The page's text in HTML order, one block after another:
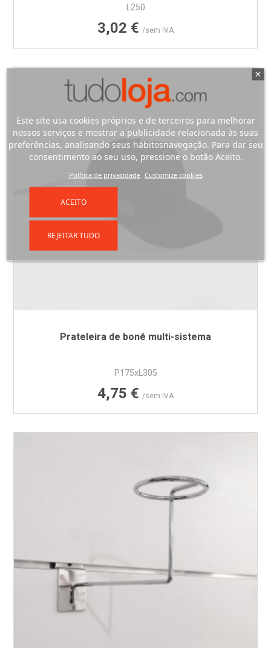
L250
Preço
3,02 € /sem IVA
Prateleira de boné multi-sistema
P175xL305
Preço
4,75 € /sem IVA
Este site usa cookies próprios e de terceiros para melhorar
nossos serviços e mostrar a publicidade relacionada às suas
preferências, analisando seus hábitosnavegação. Para dar seu
consentimento ao seu uso, pressione o botão Aceito.
Política de privacidade Customize cookies
REJEITAR TUDO
ACEITO